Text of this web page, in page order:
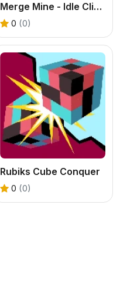
Merge Mine - Idle Clicker
0 (0)
Rubiks Cube Conquer
0 (0)